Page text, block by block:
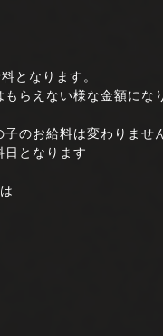
となります。
らえない様な金額にな
のお給料は変わりませ
となります